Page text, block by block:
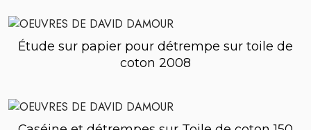
Étude sur papier pour détrempe sur toile de
coton 2008